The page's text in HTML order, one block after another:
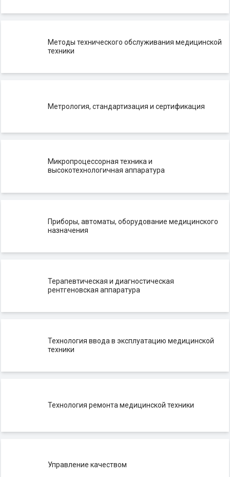
Методы технического обслуживания медицинской
техники
Метрология, стандартизация и сертификация
Микропроцессорная техника и
высокотехнологичная аппаратура
Приборы, автоматы, оборудование медицинского
назначения
Терапевтическая и диагностическая
рентгеновская аппаратура
Технология ввода в эксплуатацию медицинской
техники
Технология ремонта медицинской техники
Управление качеством